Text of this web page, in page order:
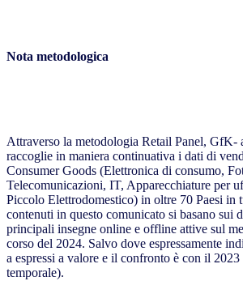
Nota metodologica
Attraverso la metodologia Retail Panel, GfK-
raccoglie in maniera continuativa i dati di
Consumer Goods (Elettronica di consumo,
Telecomunicazioni, IT, Apparecchiature per
Piccolo Elettrodomestico) in oltre 70 Paesi in
contenuti in questo comunicato si basano sui
principali insegne online e offline attive sul
corso del 2024. Salvo dove espressamente
a espressi a valore e il confronto è con il 2023
temporale).